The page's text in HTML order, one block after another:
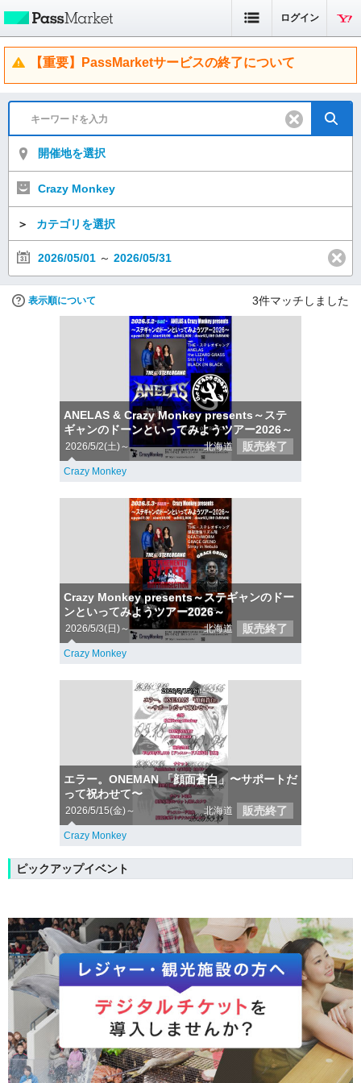
ログイン
【重要】PassMarketサービスの終了について
開催地を選択
Crazy Monkey
＞ カテゴリを選択
2026/05/01 ～ 2026/05/31
表示順について 3件マッチしました
ANELAS & Crazy Monkey presents～ステ
ギャンのドーンといってみようツアー2026～
2026/5/2(土)～ 北海道 販売終了
Crazy Monkey
Crazy Monkey presents～ステギャンのドー
ンといってみようツアー2026～
2026/5/3(日)～ 北海道 販売終了
Crazy Monkey
エラー。ONEMAN 「顔面蒼白」〜サポートだ
って祝わせて〜
2026/5/15(金)～ 北海道 販売終了
Crazy Monkey
ピックアップイベント